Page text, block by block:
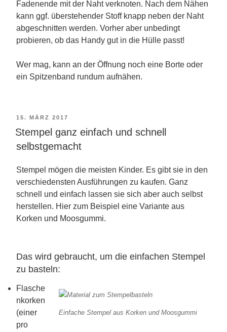
Fadenende mit der Naht verknoten. Nach dem Nähen
kann ggf. überstehender Stoff knapp neben der Naht
abgeschnitten werden. Vorher aber unbedingt
probieren, ob das Handy gut in die Hülle passt!
Wer mag, kann an der Öffnung noch eine Borte oder
ein Spitzenband rundum aufnähen.
VERÖFFENTLICHT
AM
15. MÄRZ 2017
Stempel ganz einfach und schnell
selbstgemacht
Stempel mögen die meisten Kinder. Es gibt sie in den
verschiedensten Ausführungen zu kaufen. Ganz
schnell und einfach lassen sie sich aber auch selbst
herstellen. Hier zum Beispiel eine Variante aus
Korken und Moosgummi.
Das wird gebraucht, um die einfachen Stempel
zu basteln:
Einfache Stempel aus Korken und Moosgummi
Flasche
nkorken
(einer
pro